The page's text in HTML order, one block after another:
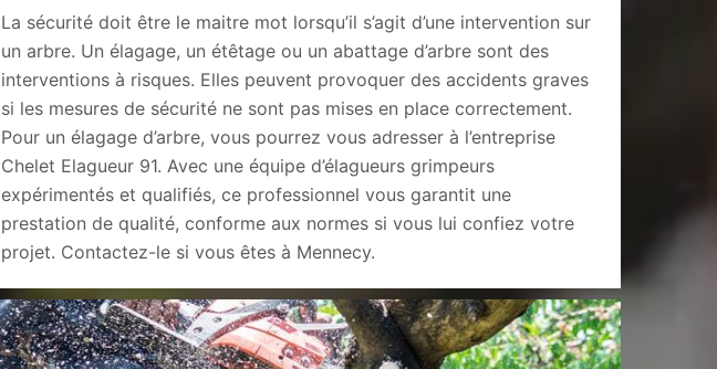
La sécurité doit être le maitre mot lorsqu’il s’agit d’une intervention sur
un arbre. Un élagage, un étêtage ou un abattage d’arbre sont des
interventions à risques. Elles peuvent provoquer des accidents graves
si les mesures de sécurité ne sont pas mises en place correctement.
Pour un élagage d’arbre, vous pourrez vous adresser à l’entreprise
Chelet Elagueur 91. Avec une équipe d’élagueurs grimpeurs
expérimentés et qualifiés, ce professionnel vous garantit une
prestation de qualité, conforme aux normes si vous lui confiez votre
projet. Contactez-le si vous êtes à Mennecy.